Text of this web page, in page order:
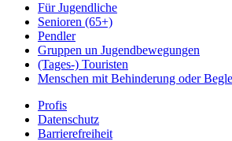
Für Jugendliche
Senioren (65+)
Pendler
Gruppen un Jugendbewegungen
(Tages-) Touristen
Menschen mit Behinderung oder
Profis
Datenschutz
Barrierefreiheit